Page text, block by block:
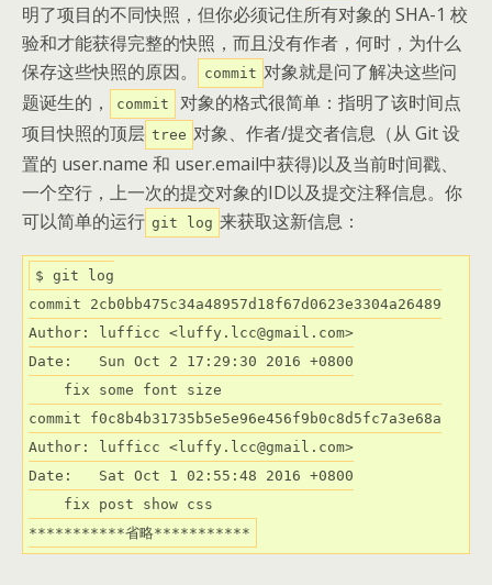
明了项目的不同快照，但你必须记住所有对象的 SHA-1 校
验和才能获得完整的快照，而且没有作者，何时，为什么
保存这些快照的原因。
commit 对象就是问了解决这些问
题诞生的，
commit
对象的格式很简单：指明了该时间点
项目快照的顶层 tree 对象、作者/提交者信息（从 Git 设
置的 user.name 和 user.email中获得)以及当前时间戳、
一个空行，上一次的提交对象的ID以及提交注释信息。你
可以简单的运行 git log 来获取这新信息：
commit
2cb0bb475c34a48957d18f67d0623e3304a26489
Date :   Sun Oct 2 17 : 29 : 30 2016 +0800
    fix
some font size
commit f0c8b4b31735b5e5e96e456f9b0c8d5fc7a3e68a
Date :   Sat Oct 1 02 : 55 : 48 2016 +0800
    fix post
show css
***********省略***********